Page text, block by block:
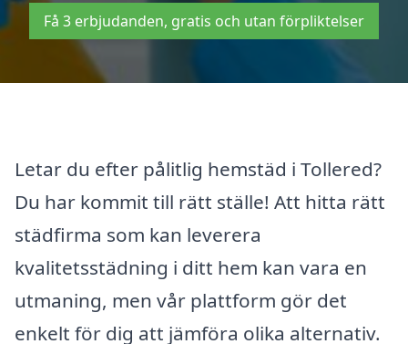
Få 3 erbjudanden, gratis och utan förpliktelser
Letar du efter pålitlig hemstäd i Tollered?
Du har kommit till rätt ställe! Att hitta rätt
städfirma som kan leverera
kvalitetsstädning i ditt hem kan vara en
utmaning, men vår plattform gör det
enkelt för dig att jämföra olika alternativ.